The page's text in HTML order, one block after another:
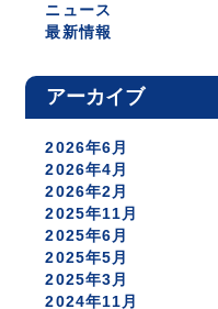
ニュース
最新情報
アーカイブ
2026年6月
2026年4月
2026年2月
2025年11月
2025年6月
2025年5月
2025年3月
2024年11月